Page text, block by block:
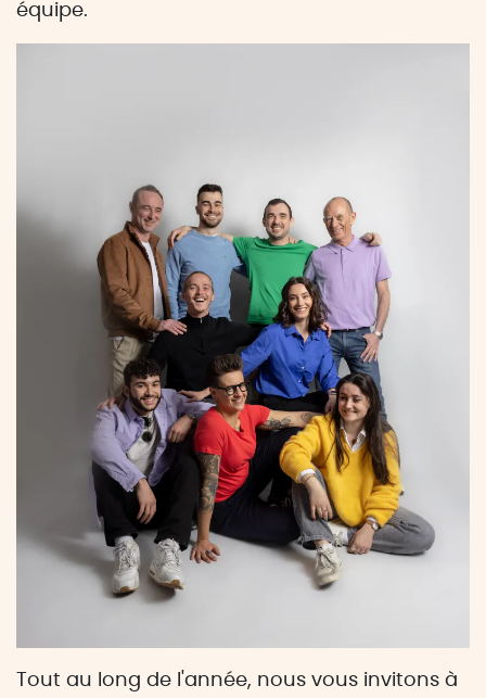
équipe.
Tout au long de l'année, nous vous invitons à